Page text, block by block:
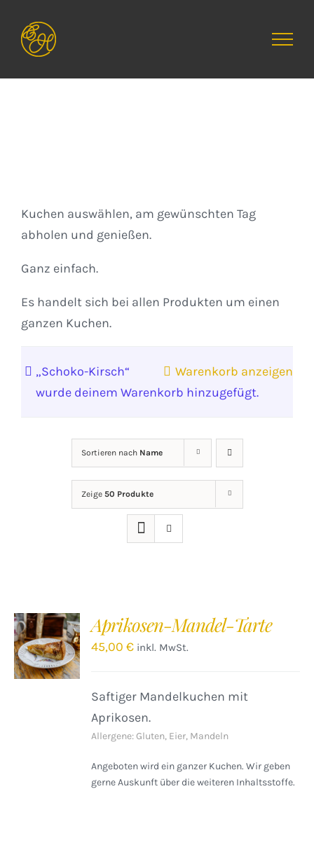
Inhalt
springen
Kuchen auswählen, am gewünschten Tag
abholen und genießen.
Ganz einfach.
Es handelt sich bei allen Produkten um einen
ganzen Kuchen.
Warenkorb anzeigen
„Schoko-Kirsch“
wurde deinem Warenkorb hinzugefügt.
Sortieren nach Name
Zeige 50 Produkte
IN DEN
WARENKORB
/
DETAILS
Aprikosen-Mandel-Tarte
45,00€ inkl. MwSt.
Saftiger Mandelkuchen mit
Aprikosen.
Allergene: Gluten, Eier, Mandeln
Angeboten wird ein ganzer Kuchen. Wir geben
gerne Auskunft über die weiteren Inhaltsstoffe.